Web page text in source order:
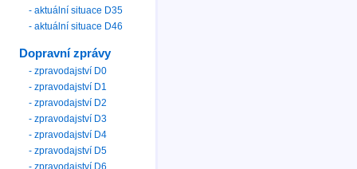
- aktuální situace D35
- aktuální situace D46
Dopravní zprávy
- zpravodajství D0
- zpravodajství D1
- zpravodajství D2
- zpravodajství D3
- zpravodajství D4
- zpravodajství D5
- zpravodajství D6